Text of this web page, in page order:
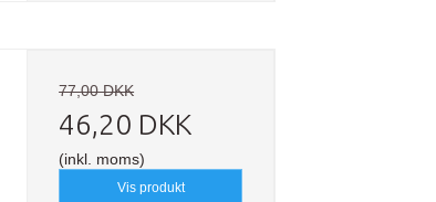
77,00 DKK
46,20 DKK
(inkl. moms)
Vis produkt